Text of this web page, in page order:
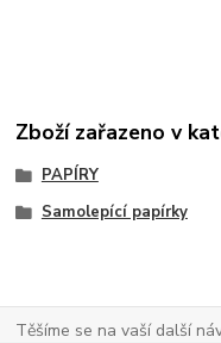
Zboží zařazeno v
PAPÍRY
Samolepící papírky
Těšíme se na vaší další